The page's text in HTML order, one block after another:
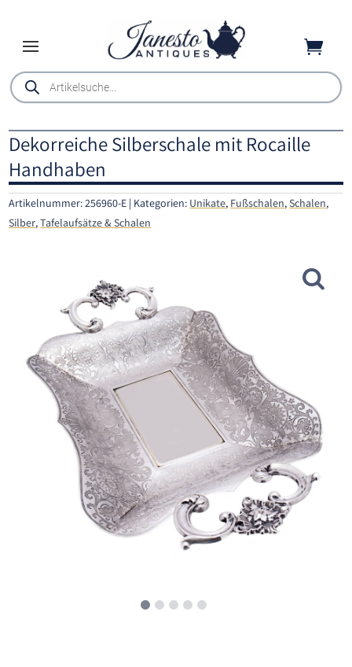

Products
search
Dekorreiche Silberschale mit Rocaille
Handhaben
Artikelnummer:256960-E Kategorien: Unikate, Fußschalen,Schalen,
Silber,Tafelaufsätze & Schalen